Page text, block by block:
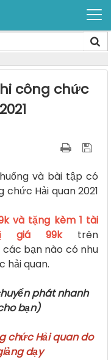
công chức
và bài tập có
Hải quan 2021
và tặng kèm 1 tài
giá 99ktrên
bạn nào có nhu
hải quan.
phát nhanh
bạn)
chức Hải quan do
dạy